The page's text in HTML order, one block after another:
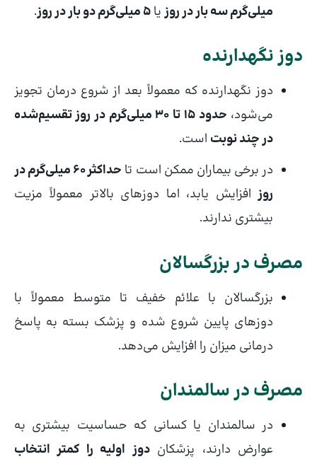
میلی‌گرم سه بار در روزیا۵ میلی‌گرم دو بار در روز .
دوز نگهدارنده
دوز نگهدارنده که معمولاً بعد از شروع درمان تجویز
می‌شود،
حدود ۱۵ تا ۳۰ میلی‌گرم در روز تقسیم‌شده
در چند نوبت است.
در برخی بیماران ممکن است تا
حداکثر ۶۰ میلی‌گرم در
روزافزایش یابد، اما دوزهای بالاتر معمولاً مزیت
بیشتری ندارند.
مصرف در بزرگسالان
بزرگسالان با علائم خفیف تا متوسط معمولاً با
دوزهای پایین شروع شده و پزشک بسته به پاسخ
درمانی میزان را افزایش می‌دهد.
مصرف در سالمندان
در سالمندان یا کسانی که حساسیت بیشتری به
عوارض دارند، پزشکاندوز اولیه را کمتر انتخاب